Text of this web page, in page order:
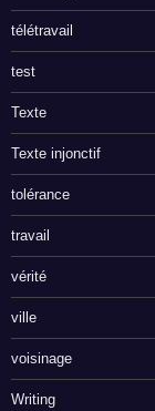
télétravail
test
Texte
Texte injonctif
tolérance
travail
vérité
ville
voisinage
Writing